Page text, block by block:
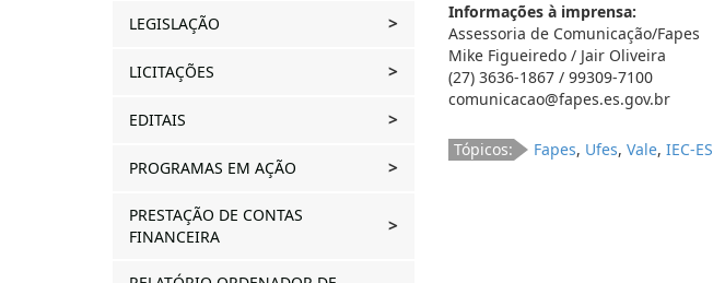
LEGISLAÇÃO
LICITAÇÕES
EDITAIS
PROGRAMAS EM AÇÃO
PRESTAÇÃO DE CONTAS
FINANCEIRA
Informações à imprensa:
Assessoria de Comunicação/Fapes
Mike Figueiredo / Jair Oliveira
(27) 3636-1867 / 99309-7100
comunicacao@fapes.es.gov.br
Tópicos: Fapes, Ufes,Vale,IEC-ES